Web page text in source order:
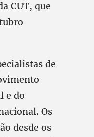
CUT, que
de
e do
Os
desde os